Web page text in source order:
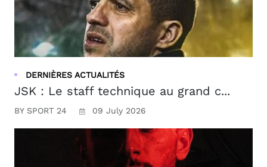
DERNIÈRES ACTUALITÉS
JSK : Le staff technique au grand c...
BY SPORT 24 09 July 2026